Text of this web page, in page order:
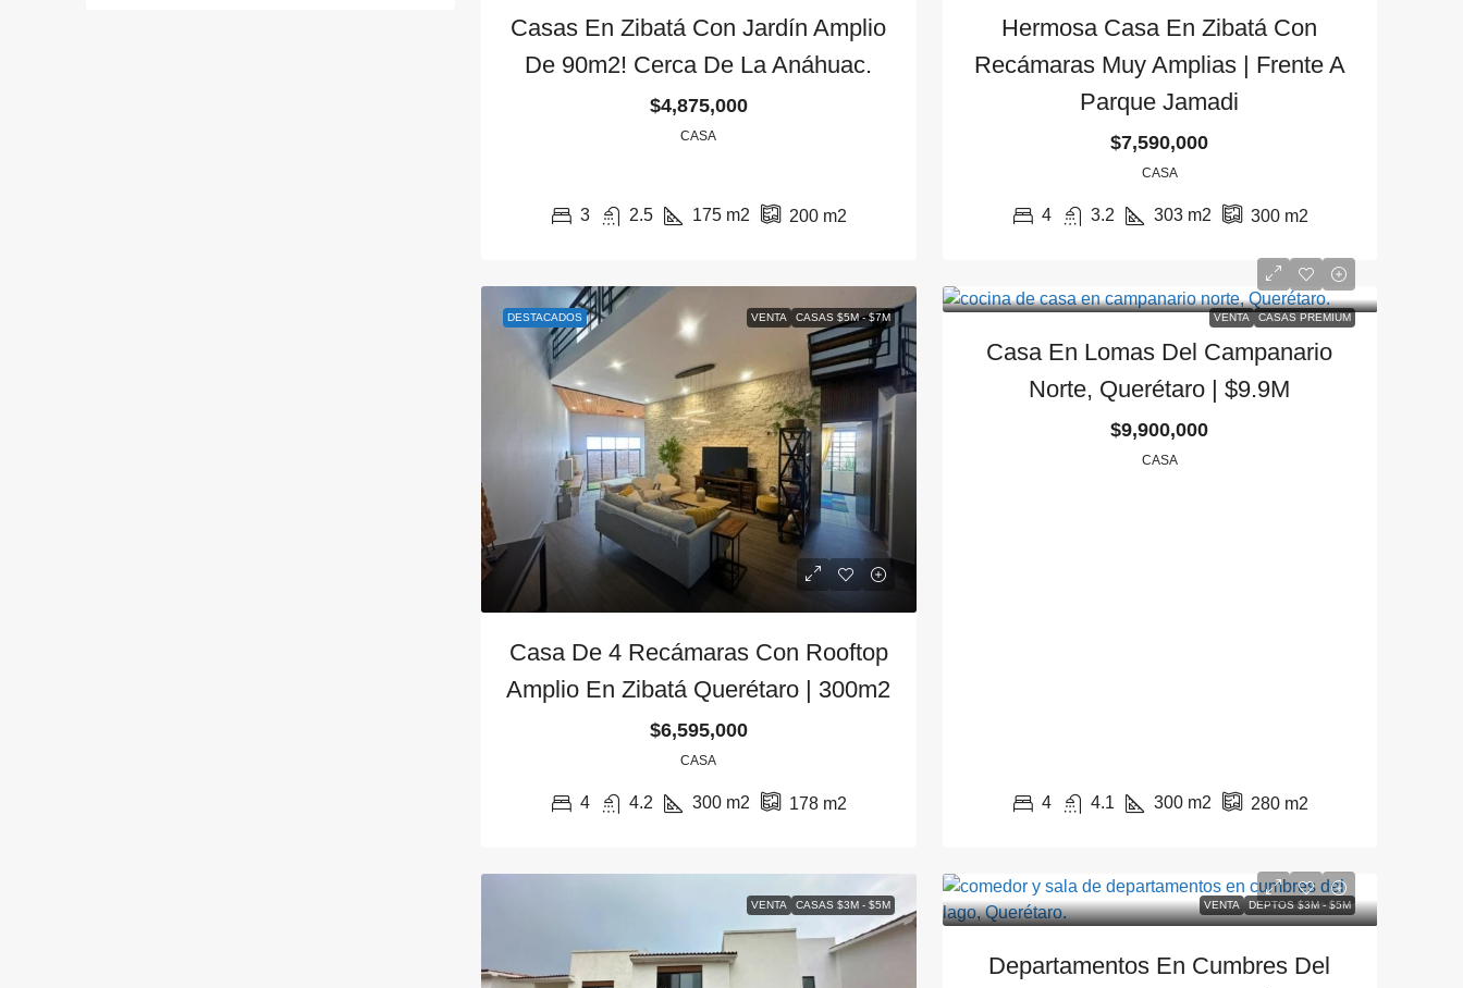
Casas En Zibatá Con Jardín Amplio
De 90m2! Cerca De La Anáhuac.
$4,875,000
CASA
3 2.5 175 m2 200 m2
Hermosa Casa En Zibatá Con
Recámaras Muy Amplias | Frente A
Parque Jamadi
$7,590,000
CASA
4 3.2 303 m2 300m2
DESTACADOS VENTA CASAS $5M - $7M
Casa De 4 Recámaras Con Rooftop
Amplio En Zibatá Querétaro | 300m2
$6,595,000
CASA
4 4.2 300 m2 178 m2
VENTA CASAS PREMIUM
Casa En Lomas Del Campanario
Norte, Querétaro | $9.9M
$9,900,000
CASA
4 4.1 300 m2 280m2
VENTA CASAS $3M - $5M VENTA DEPTOS $3M - $5M
Departamentos En Cumbres Del